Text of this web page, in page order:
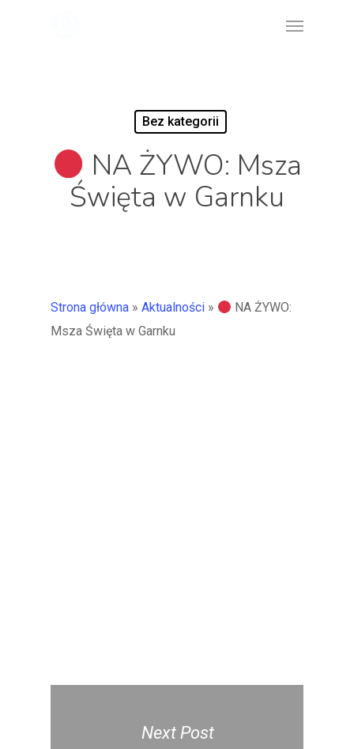
Bez kategorii
NA ŻYWO: Msza
Święta w Garnku
Strona główna » Aktualności »
NA ŻYWO:
Msza Święta w Garnku
Next Post